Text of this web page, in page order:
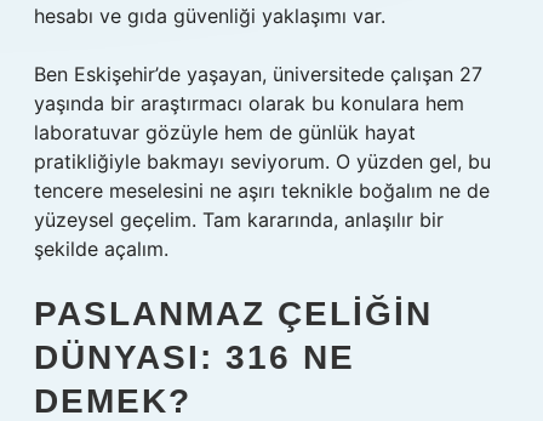
hesabı ve gıda güvenliği yaklaşımı var.
Ben Eskişehir’de yaşayan, üniversitede çalışan 27
yaşında bir araştırmacı olarak bu konulara hem
laboratuvar gözüyle hem de günlük hayat
pratikliğiyle bakmayı seviyorum. O yüzden gel, bu
tencere meselesini ne aşırı teknikle boğalım ne de
yüzeysel geçelim. Tam kararında, anlaşılır bir
şekilde açalım.
PASLANMAZ ÇELIĞIN
DÜNYASI: 316 NE
DEMEK?